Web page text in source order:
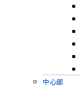
中心部